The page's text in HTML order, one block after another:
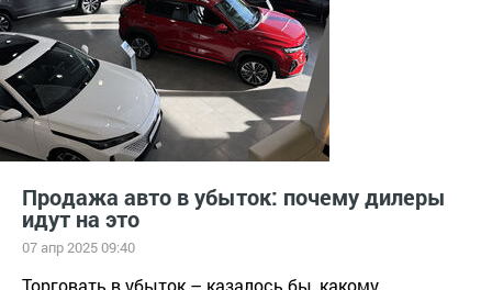
Продажа авто в убыток: почему дилеры
идут на это
07 апр 2025 09:40
Торговать в убыток – казалось бы, какому